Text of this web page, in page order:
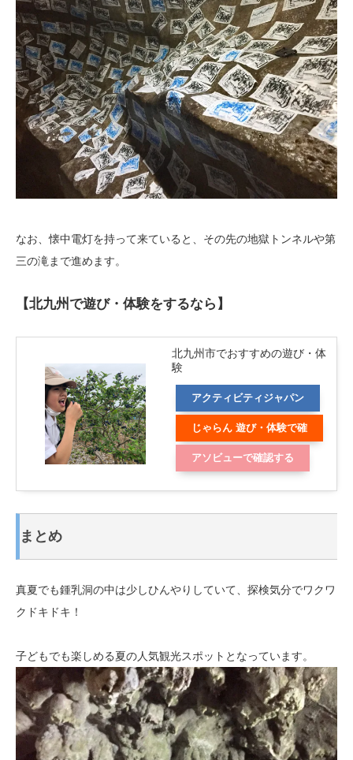
なお、懐中電灯を持って来ていると、その先の地獄トンネルや第
三の滝まで進めます。
【北九州で遊び・体験をするなら】
北九州市でおすすめの遊び・体
験
アクティビティジャパン
じゃらん 遊び・体験で確
認する
アソビューで確認する
まとめ
真夏でも鍾乳洞の中は少しひんやりしていて、探検気分でワクワ
クドキドキ！
子どもでも楽しめる夏の人気観光スポットとなっています。